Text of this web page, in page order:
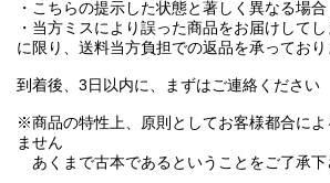
・こちらの提示した状態と著しく異なる場合
・当方ミスにより誤った商品をお届けして
に限り、送料当方負担での返品を承っており
到着後、3日以内に、まずはご連絡ください
※商品の特性上、原則としてお客様都合によ
ません
あくまで古本であるということをご了承下